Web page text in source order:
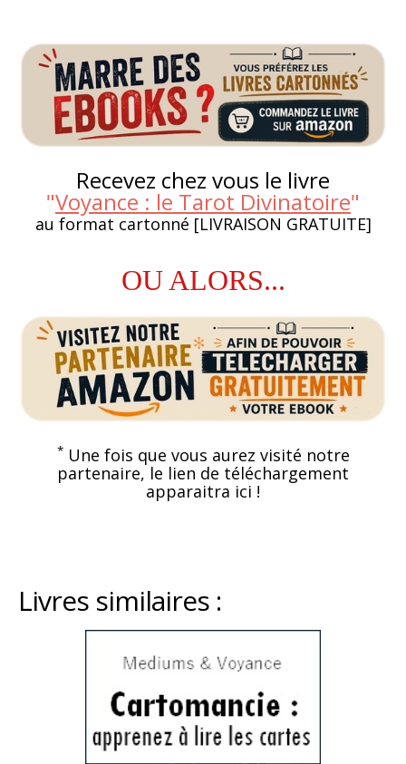
Recevez chez vous le livre
"Voyance : le Tarot Divinatoire"
au format cartonné [LIVRAISON GRATUITE]
OU ALORS...
*Une fois que vous aurez visité notre
partenaire, le lien de téléchargement
apparaitra ici !
Livres similaires :